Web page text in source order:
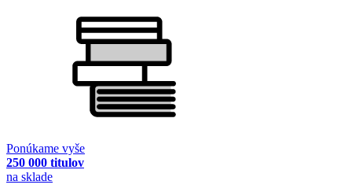
Ponúkame vyše
250 000 titulov
na sklade